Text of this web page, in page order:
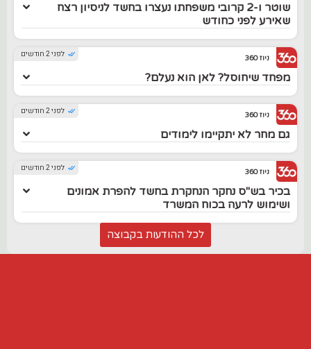
שוטר ו-2 קרובי משפחתו נעצרו בחשד לניסיון רצח
שאירע לפני כחודש
לפני 2 חודשים ניוז 360
מפחד שיחוסל? לאן הוא נעלם?
לפני 2 חודשים ניוז 360
גם מחר לא יתקיימו לימודים
לפני 2 חודשים ניוז 360
בכיר בש"ס נחקר הנחקרת בחשד להפרת אמונים
ושימוש לרעה בכוח המשרד
לכל ההודעות בקבוצה